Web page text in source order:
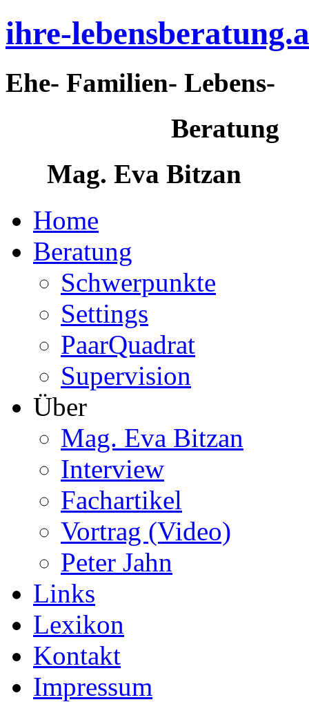
ihre-
Ehe- Familien- Lebens-
Beratung
Mag. Eva Bitzan
Home
Beratung
Schwerpunkte
Settings
PaarQuadrat
Supervision
Über
Mag. Eva Bitzan
Interview
Fachartikel
Vortrag (Video)
Peter Jahn
Links
Lexikon
Kontakt
Impressum